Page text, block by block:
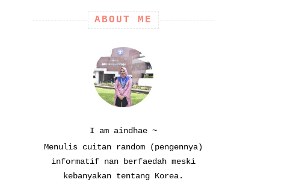
ABOUT ME
I am aindhae ~
Menulis cuitan random (pengennya)
informatif nan berfaedah meski
kebanyakan tentang Korea.